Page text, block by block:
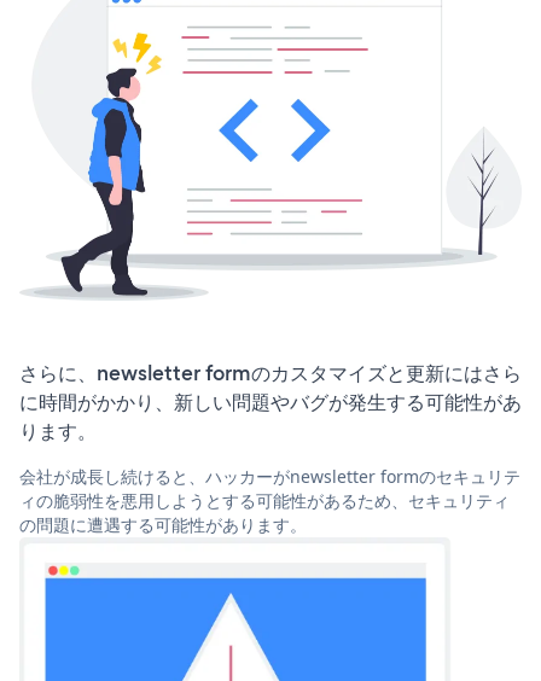
さらに、newsletter formのカスタマイズと更新にはさら
に時間がかかり、新しい問題やバグが発生する可能性があ
ります。
会社が成長し続けると、ハッカーがnewsletter formのセキュリテ
ィの脆弱性を悪用しようとする可能性があるため、セキュリティ
の問題に遭遇する可能性があります。